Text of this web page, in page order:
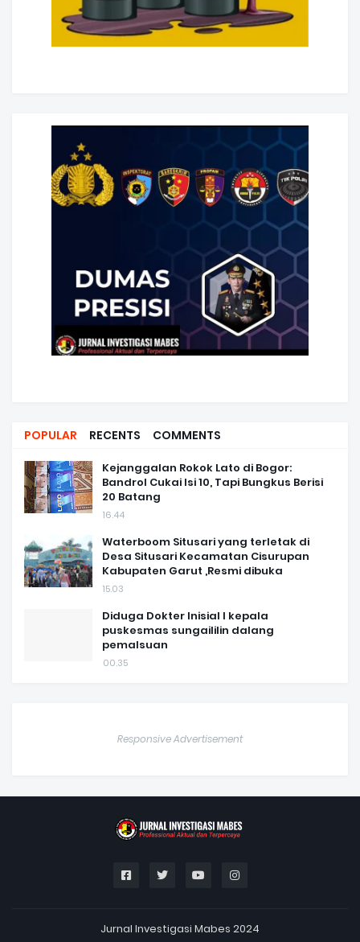
POPULAR RECENTS COMMENTS
Kejanggalan Rokok Lato di Bogor:
Bandrol Cukai Isi 10, Tapi Bungkus Berisi
20 Batang
16.44
Waterboom Situsari yang terletak di
Desa Situsari Kecamatan Cisurupan
Kabupaten Garut ,Resmi dibuka
15.03
Diduga Dokter Inisial I kepala
puskesmas sungaililin dalang
pemalsuan
00.35
Responsive Advertisement
Jurnal Investigasi Mabes 2024